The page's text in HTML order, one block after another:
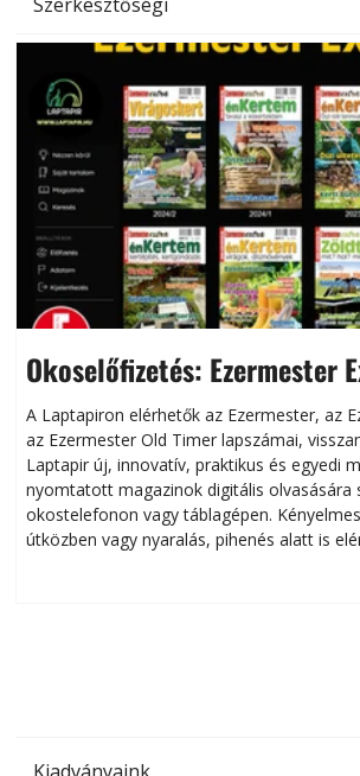
Okoselőfizetés: Ezermester
A Laptapiron elérhetők az Ezermester, az
az Ezermester Old Timer lapszámai,
Laptapir új, innovatív, praktikus és egyedi
nyomtatott magazinok digitális olvasására
okostelefonon vagy táblagépen.
útközben vagy nyaralás, pihenés alatt is